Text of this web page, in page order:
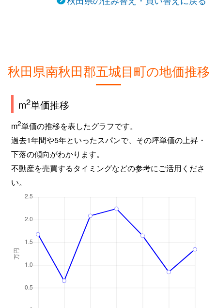
秋田県南秋田郡五城目町の地価推移
m2単価推移
m2単価の推移を表したグラフです。
過去1年間や5年といったスパンで、その坪単価の上昇・
下落の傾向がわかります。
不動産を売買するタイミングなどの参考にご活用くださ
い。